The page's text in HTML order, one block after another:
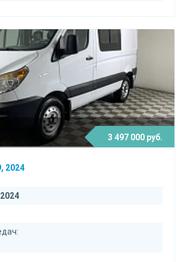
3 497 000 руб.
2024
2024